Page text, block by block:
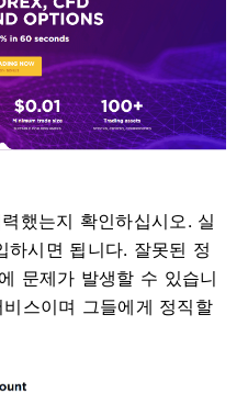
했는지 확인하십시오. 실
하시면 됩니다. 잘못된 정
문제가 발생할 수 있습니
스이며 그들에게 정직할